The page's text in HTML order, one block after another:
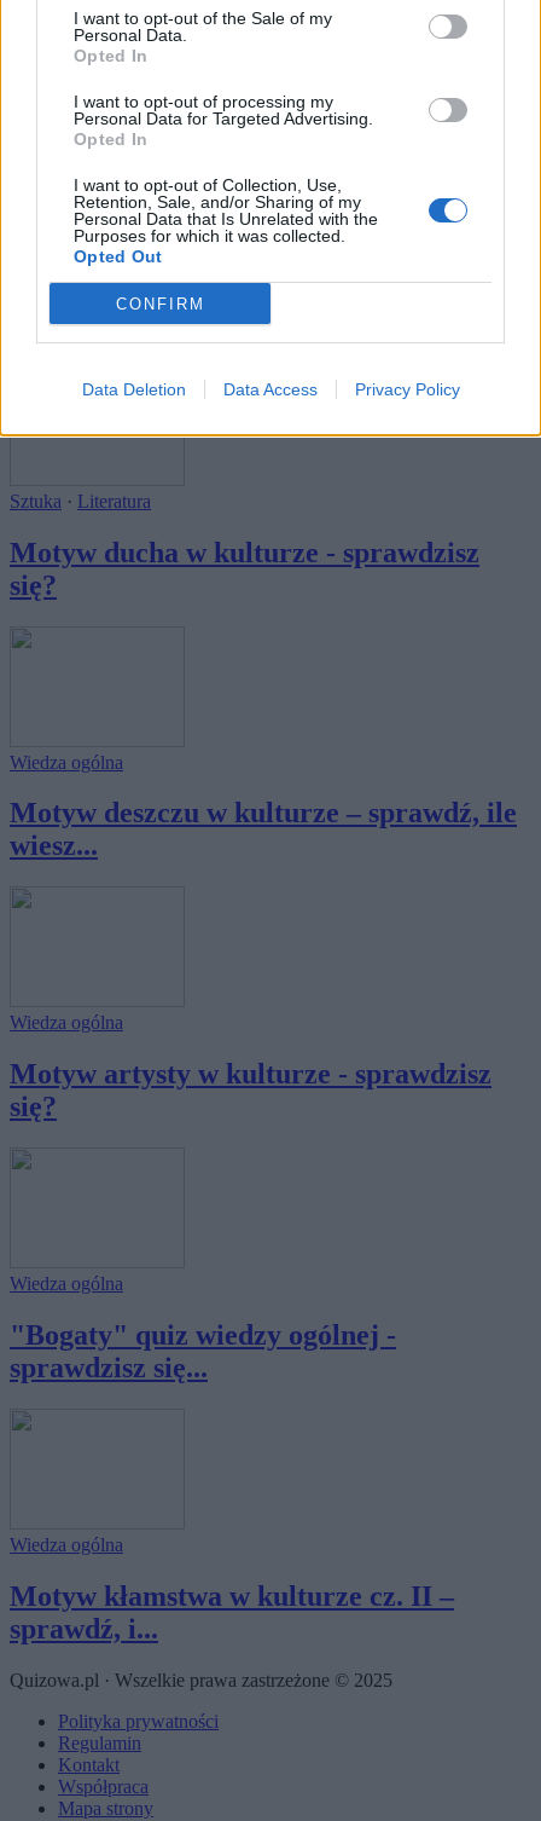
I want to opt-out of the Sale of my
Personal Data.
Opted In
I want to opt-out of processing my
Personal Data for Targeted Advertising.
Opted In
I want to opt-out of Collection, Use,
Retention, Sale, and/or Sharing of my
Personal Data that Is Unrelated with the
Purposes for which it was collected.
Opted Out
CONFIRM
Data Deletion Data Access Privacy Policy
Wiedza ogólna
Motyw bohatera w kulturze - sprawdzisz
Wiedza ogólna
Motyw walki w kulturze - sprawdzisz się?
Sztuka · Literatura
Motyw ducha w kulturze - sprawdzisz
się?
Wiedza ogólna
Motyw deszczu w kulturze – sprawdź, ile
wiesz...
Wiedza ogólna
Motyw artysty w kulturze - sprawdzisz
się?
Wiedza ogólna
"Bogaty" quiz wiedzy ogólnej -
sprawdzisz się...
Wiedza ogólna
Motyw kłamstwa w kulturze cz. II –
sprawdź, i...
Quizowa.pl · Wszelkie prawa zastrzeżone © 2025
Polityka prywatności
Regulamin
Kontakt
Współpraca
Mapa strony